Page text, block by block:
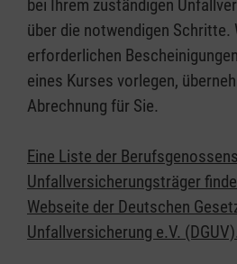
bei Ihrem zuständigen
über die notwendigen Schritte.
erforderlichen
eines Kurses vorlegen,
Abrechnung für Sie.
Eine Liste der
Unfallversicherungsträger
Webseite der Deutschen
Unfallversicherung e.V. (DGUV).